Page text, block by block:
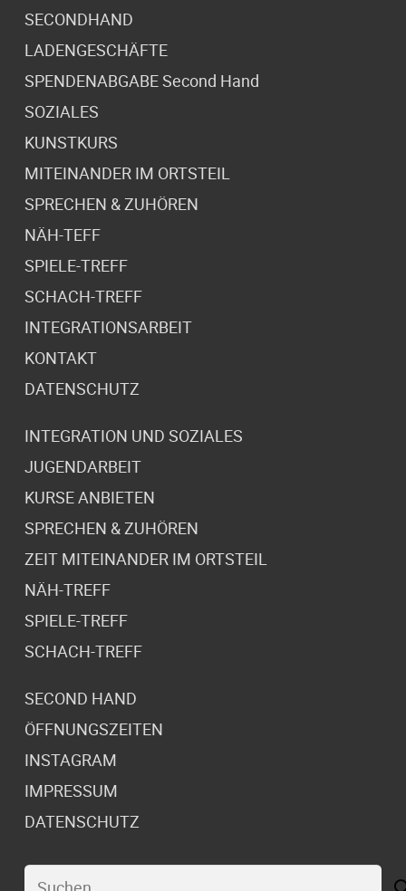
SECONDHAND
LADENGESCHÄFTE
SPENDENABGABE Second Hand
SOZIALES
KUNSTKURS
MITEINANDER IM ORTSTEIL
SPRECHEN & ZUHÖREN
NÄH-TEFF
SPIELE-TREFF
SCHACH-TREFF
INTEGRATIONSARBEIT
KONTAKT
DATENSCHUTZ
INTEGRATION UND SOZIALES
JUGENDARBEIT
KURSE ANBIETEN
SPRECHEN & ZUHÖREN
ZEIT MITEINANDER IM ORTSTEIL
NÄH-TREFF
SPIELE-TREFF
SCHACH-TREFF
SECOND HAND
ÖFFNUNGSZEITEN
INSTAGRAM
IMPRESSUM
DATENSCHUTZ
Suchen